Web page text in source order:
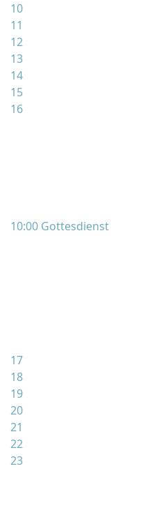
10
11
12
13
14
15
16
10:00 Gottesdienst
17
18
19
20
21
22
23